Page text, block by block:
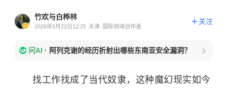
竹欢与白桦林
2026年5月22日12:25 天津 国际领域创作者
关注
问AI · 阿列克谢的经历折射出哪些东南亚安全漏洞？
找工作找成了当代奴隶，这种魔幻现实如今